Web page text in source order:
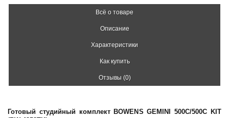
Всё о товаре
Описание
Характеристики
Как купить
Отзывы (0)
Готовый студийный комплект BOWENS GEMINI 500C/500C KIT